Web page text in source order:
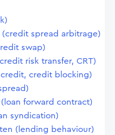
spread arbitrage)
swap)
risk transfer, CRT)
credit blocking)
forward contract)
syndication)
(lending behaviour)